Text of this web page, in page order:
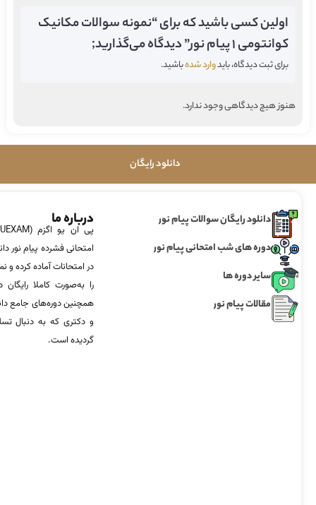
اولین کسی باشید که برای “نمونه سوالات مکانیک
کوانتومی 1 پیام نور” دیدگاه می‌گذارید;
برای ثبت دیدگاه، بایدوارد شدهباشید.
هنوز هیچ دیدگاهی وجود ندارد.
دانلود رایگان
دانلود رایگان سوالات پیام نور
دوره های شب امتحانی پیام نور
سایر دوره ها
مقالات پیام نور
درباره ما
امتحانی فشرده پیام نور
در امتحانات آماده‌ کرده
را به‌صورت کاملا
همچنین دوره‌های جامع
و دکتری که به دنبال
گردیده است.